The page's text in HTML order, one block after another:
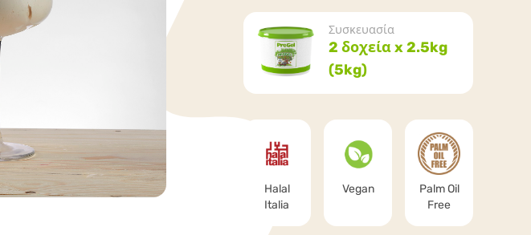
Συσκευασία
2 δοχεία x 2.5kg
(5kg)
Halal
Italia
Vegan
Palm Oil
Free